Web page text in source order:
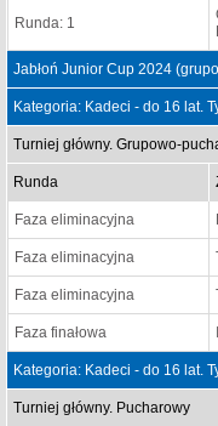
Runda: 1
Jabłoń Junior Cup 2024
Kategoria: Kadeci - do 16 lat.
Turniej główny. Grupowo-
Runda
Faza eliminacyjna
Faza eliminacyjna
Faza eliminacyjna
Faza finałowa
Kategoria: Kadeci - do 16 lat.
Turniej główny. Pucharowy